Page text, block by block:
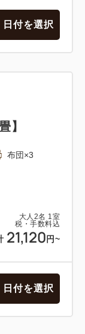
日付を選択
大人 2名 1室
税・手数料込
21,120 円~
】
布団×3
日付を選択